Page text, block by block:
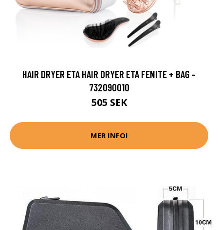
HAIR DRYER ETA HAIR DRYER ETA FENITE + BAG -
732090010
505 SEK
MER INFO!